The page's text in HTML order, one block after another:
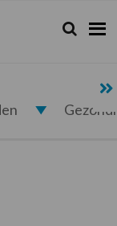
Zoeken...
Zoek